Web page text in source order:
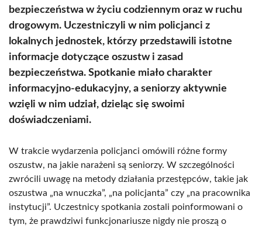
bezpieczeństwa w życiu codziennym oraz w ruchu
drogowym. Uczestniczyli w nim policjanci z
lokalnych jednostek, którzy przedstawili istotne
informacje dotyczące oszustw i zasad
bezpieczeństwa. Spotkanie miało charakter
informacyjno-edukacyjny, a seniorzy aktywnie
wzięli w nim udział, dzieląc się swoimi
doświadczeniami.
W trakcie wydarzenia policjanci omówili różne formy
oszustw, na jakie narażeni są seniorzy. W szczególności
zwrócili uwagę na metody działania przestępców, takie jak
oszustwa „na wnuczka”, „na policjanta” czy „na pracownika
instytucji”. Uczestnicy spotkania zostali poinformowani o
tym, że prawdziwi funkcjonariusze nigdy nie proszą o